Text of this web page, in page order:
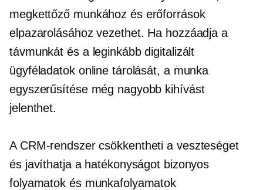
megkettőző munkához és erőforrások
elpazarolásához vezethet. Ha hozzáadja a
távmunkát és a leginkább digitalizált
ügyféladatok online tárolását, a munka
egyszerűsítése még nagyobb kihívást
jelenthet.
A CRM-rendszer csökkentheti a veszteséget
és javíthatja a hatékonyságot bizonyos
folyamatok és munkafolyamatok